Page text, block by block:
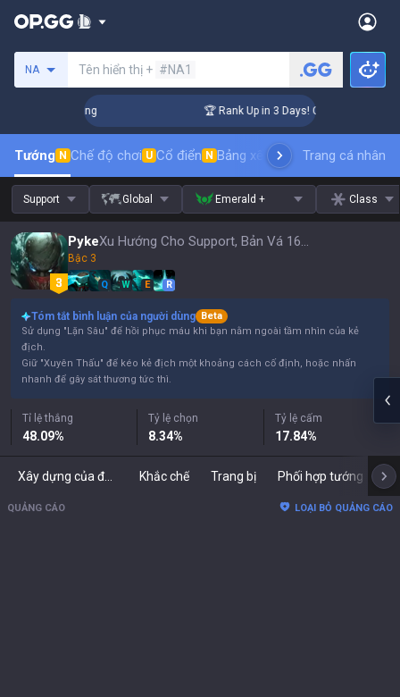
NA Tên hiển thị + #NA1
Coaching 🏆 Rank Up in 3 Days! Challenger
Tướng N Chế độ chơi U Cổ điển N Bảng xếp hạng trang phụcthứ
Trang cá nhân
Support Global Emerald + Class
Pyke Xu Hướng Cho Support, Bản Vá 16.15
Bậc 3
Q W E R
Tóm tắt bình luận của người dùng Beta
Sử dụng "Lặn Sâu" để hồi phục máu khi bạn nằm ngoài tầm nhìn của kẻ
địch.
Giữ "Xuyên Thấu" để kéo kẻ địch một khoảng cách cố định, hoặc nhấn
nhanh để gây sát thương tức thì.
Tỉ lệ thắng
48.09%
Tỷ lệ chọn
8.34%
Tỷ lệ cấm
17.84%
Khắc chế Trang bị Phối hợp tướng
QUẢNG CÁO LOẠI BỎ QUẢNG CÁO